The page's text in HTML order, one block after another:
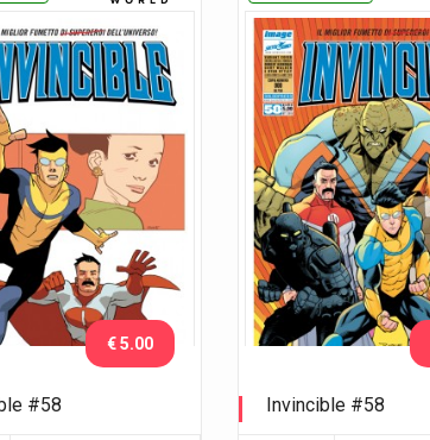
#58
€ 5.00
Invincible #58